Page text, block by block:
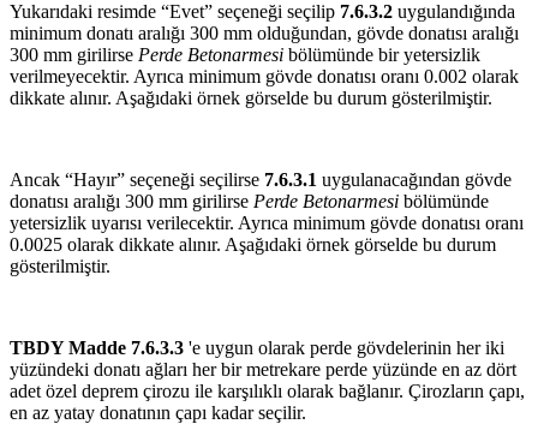
Yukarıdaki resimde “Evet” seçeneği seçilip 7.6.3.2 uygulandığında
minimum donatı aralığı 300 mm olduğundan, gövde donatısı aralığı
300 mm girilirse Perde Betonarmesi bölümünde bir yetersizlik
verilmeyecektir. Ayrıca minimum gövde donatısı oranı 0.002 olarak
dikkate alınır. Aşağıdaki örnek görselde bu durum gösterilmiştir.
Ancak “Hayır” seçeneği seçilirse 7.6.3.1 uygulanacağından gövde
donatısı aralığı 300 mm girilirse Perde Betonarmesi bölümünde
yetersizlik uyarısı verilecektir. Ayrıca minimum gövde donatısı oranı
0.0025 olarak dikkate alınır. Aşağıdaki örnek görselde bu durum
gösterilmiştir.
TBDY Madde 7.6.3.3 'e uygun olarak perde gövdelerinin her iki
yüzündeki donatı ağları her bir metrekare perde yüzünde en az dört
adet özel deprem çirozu ile karşılıklı olarak bağlanır. Çirozların çapı,
en az yatay donatının çapı kadar seçilir.